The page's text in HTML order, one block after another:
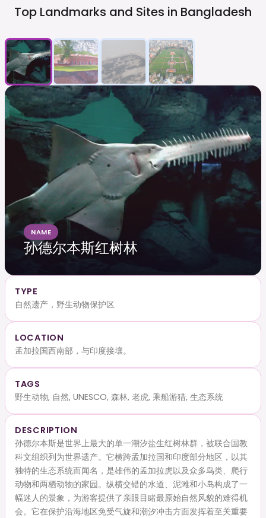
Top Landmarks and Sites in Bangladesh
NAME
孙德尔本斯红树林
TYPE
自然遗产，野生动物保护区
LOCATION
孟加拉国西南部，与印度接壤。
TAGS
野生动物, 自然, UNESCO, 森林, 老虎, 乘船游猎, 生态系统
DESCRIPTION
孙德尔本斯是世界上最大的单一潮汐盐生红树林群，被联合国教
科文组织列为世界遗产。它横跨孟加拉国和印度部分地区，以其
独特的生态系统而闻名，是雄伟的孟加拉虎以及众多鸟类、爬行
动物和两栖动物的家园。纵横交错的水道、泥滩和小岛构成了一
幅迷人的景象，为游客提供了亲眼目睹最原始自然风貌的难得机
会。它在保护沿海地区免受气旋和潮汐冲击方面发挥着至关重要